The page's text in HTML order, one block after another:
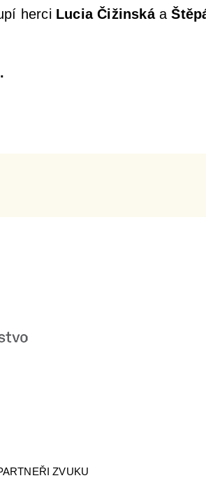
herci Lucia Čižinskáa
ZVUKU